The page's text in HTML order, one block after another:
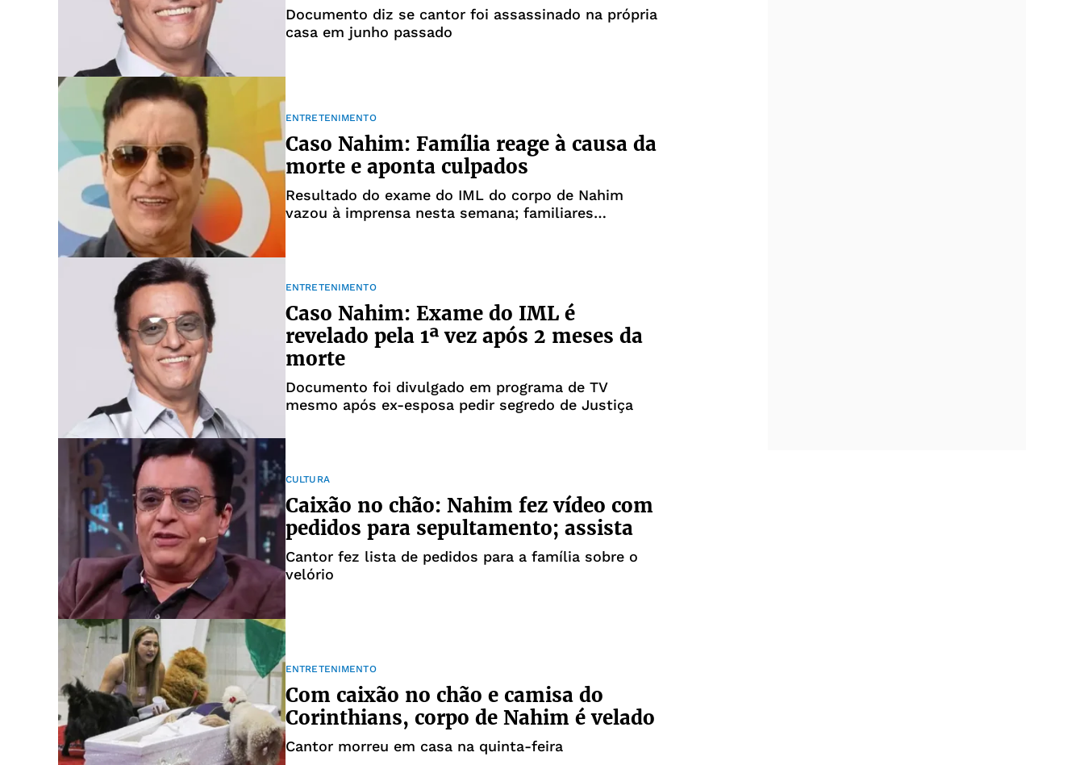
Documento diz se cantor foi assassinado na própria
casa em junho passado
ENTRETENIMENTO
Caso Nahim: Família reage à causa da
morte e aponta culpados
Resultado do exame do IML do corpo de Nahim
vazou à imprensa nesta semana; familiares
ENTRETENIMENTO
Caso Nahim: Exame do IML é
revelado pela 1ª vez após 2 meses da
morte
Documento foi divulgado em programa de TV
mesmo após ex-esposa pedir segredo de Justiça
CULTURA
Caixão no chão: Nahim fez vídeo com
pedidos para sepultamento; assista
Cantor fez lista de pedidos para a família sobre o
velório
ENTRETENIMENTO
Com caixão no chão e camisa do
Corinthians, corpo de Nahim é velado
Cantor morreu em casa na quinta-feira